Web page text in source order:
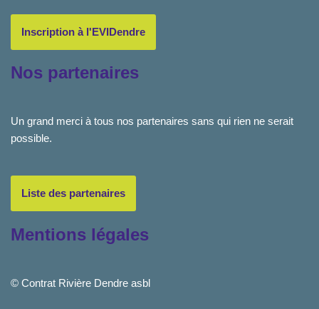
Inscription à l'EVIDendre
Nos partenaires
Un grand merci à tous nos partenaires sans qui rien ne serait
possible.
Liste des partenaires
Mentions légales
© Contrat Rivière Dendre asbl